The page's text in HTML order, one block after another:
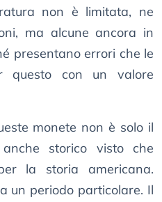
non è limitata, ne
ma alcune ancora in
presentano errori che le
questo con un valore
monete non è solo il
storico visto che
la storia americana.
un periodo particolare. Il